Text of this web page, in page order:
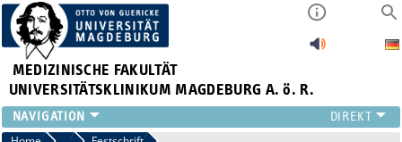
MEDIZINISCHE FAKULTÄT
UNIVERSITÄTSKLINIKUM MAGDEBURG A. ö. R.
INSTITUTE